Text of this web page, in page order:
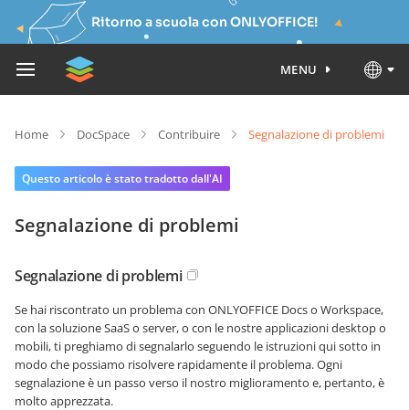
Ritorno a scuola con ONLYOFFICE!
MENU
Home DocSpace Contribuire Segnalazione di problemi
Questo articolo è stato tradotto dall'AI
Segnalazione di problemi
Segnalazione di problemi
Se hai riscontrato un problema con ONLYOFFICE Docs o Workspace,
con la soluzione SaaS o server, o con le nostre applicazioni desktop o
mobili, ti preghiamo di segnalarlo seguendo le istruzioni qui sotto in
modo che possiamo risolvere rapidamente il problema. Ogni
segnalazione è un passo verso il nostro miglioramento e, pertanto, è
molto apprezzata.